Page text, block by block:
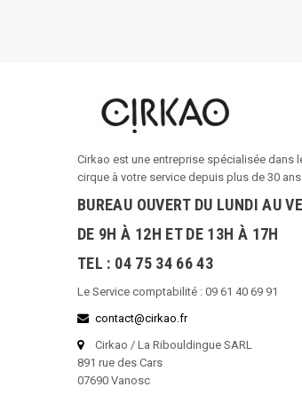
Cirkao est une entreprise spécialisée dans
cirque à votre service depuis plus de 30 ans.
BUREAU OUVERT DU LUNDI AU
DE 9H À 12H ET DE 13H À 17H
TEL : 04 75 34 66 43
Le Service comptabilité : 09 61 40 69 91
contact@cirkao.fr
Cirkao / La Ribouldingue SARL
891 rue des Cars
07690 Vanosc